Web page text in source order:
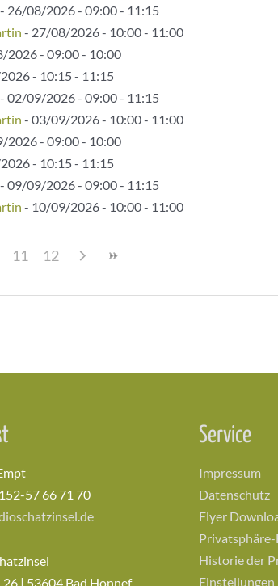
- 26/08/2026 - 09:00 - 11:15
- 27/08/2026 - 10:00 - 11:00
2026 - 09:00 - 10:00
- 10:15 - 11:15
- 02/09/2026 - 09:00 - 11:15
- 03/09/2026 - 10:00 - 11:00
2026 - 09:00 - 10:00
- 10:15 - 11:15
- 09/09/2026 - 09:00 - 11:15
- 10/09/2026 - 10:00 - 11:00
11 12
57 66 71 70
| 53604 Bad Honnef
Service
Impressum
Datenschutz
Flyer
Historie der
Einstellungen